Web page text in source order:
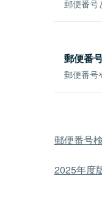
郵便番号
郵便番
郵便番号
郵便番号
2025年度